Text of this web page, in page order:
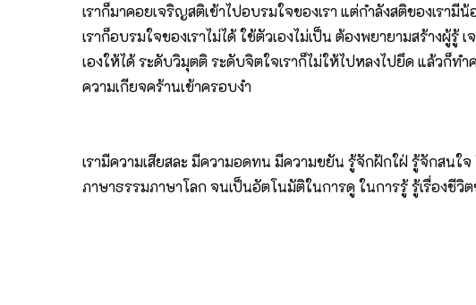
เราก็มาคอยเจริญสติเข้าไปอบรมใจของเรา แต่กำลังสติของเรามี
เราก็อบรมใจของเราไม่ได้ ใช้ตัวเองไม่เป็น ต้องพยายามสร้างผู้
เองให้ได้ ระดับวิมุตติ ระดับจิตใจเราก็ไม่ให้ไปหลงไปยึด แล้วก็ท
ความเกียจคร้านเข้าครอบงำ
เรามีความเสียสละ มีความอดทน มีความขยัน รู้จักฝักใฝ่ รู้จักสนใ
ภาษาธรรมภาษาโลก จนเป็นอัตโนมัติในการดู ในการรู้ รู้เรื่องชีวิต